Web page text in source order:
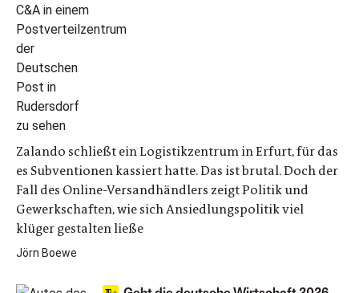
Zalando schließt ein Logistikzentrum in Erfurt, für das
es Subventionen kassiert hatte. Das ist brutal. Doch der
Fall des Online-Versandhändlers zeigt Politik und
Gewerkschaften, wie sich Ansiedlungspolitik viel
klüger gestalten ließe
Jörn Boewe